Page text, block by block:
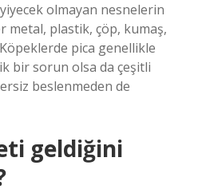
olmayan nesnelerin
metal, plastik, çöp, kumaş,
pica genellikle
bir sorun olsa da çeşitli
beslenmeden de
geldiğini